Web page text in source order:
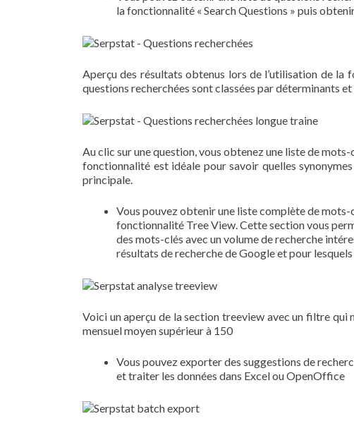
la fonctionnalité « Search Questions » puis
Aperçu des résultats obtenus lors de l’utilisation de la
questions recherchées sont classées par déterminants
Au clic sur une question, vous obtenez une liste de
fonctionnalité est idéale pour savoir quelles
principale.
Vous pouvez obtenir une liste complète de
fonctionnalité Tree View. Cette section vous
des mots-clés avec un volume de recherche
résultats de recherche de Google et pour
Voici un aperçu de la section treeview avec un filtre qui
mensuel moyen supérieur à 150
Vous pouvez exporter des suggestions de
et traiter les données dans Excel ou OpenOffice